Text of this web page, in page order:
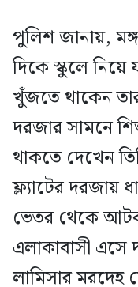
পুলিশ জানায়,
দিকে স্কুলে নিয়ে
খুঁজতে থাকেন
দরজার সামনে
থাকতে দেখেন
ফ্ল্যাটের দরজায়
ভেতর থেকে
এলাকাবাসী
লামিসার